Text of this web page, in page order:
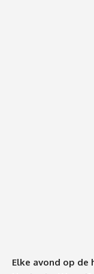
Elke avond op